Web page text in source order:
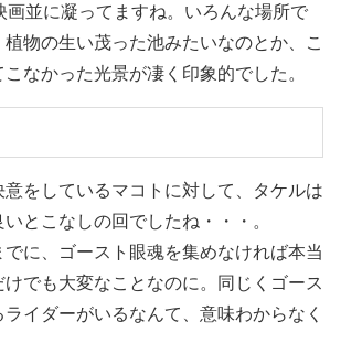
画並に凝ってますね。いろんな場所で
植物の生い茂った池みたいなのとか、こ
なかった光景が凄く印象的でした。
意をしているマコトに対して、タケルは
とこなしの回でしたね・・・。
に、ゴースト眼魂を集めなければ本当
でも大変なことなのに。同じくゴース
ライダーがいるなんて、意味わからなく